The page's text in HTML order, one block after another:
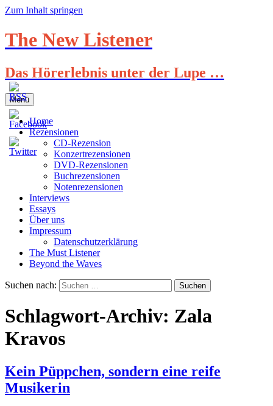
Zum Inhalt springen
The New Listener
Das Hörerlebnis unter der Lupe …
Menü
Home
Rezensionen
CD-Rezension
Konzertrezensionen
DVD-Rezensionen
Buchrezensionen
Notenrezensionen
Interviews
Essays
Über uns
Impressum
Datenschutzerklärung
The Must Listener
Beyond the Waves
Suchen nach:
Schlagwort-Archiv: Zala
Kravos
Kein Püppchen, sondern eine reife
Musikerin